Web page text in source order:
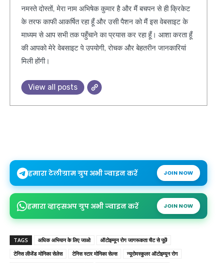
नमस्ते दोस्तों, मेरा नाम अभिषेक कुमार है और मैं बचपन से ही क्रिकेट
के तरफ काफी आकर्षित रहा हूँ और उसी पैशन को मैं इस वेबसाइट के
माध्यम से आप सभी तक पहुँचाने का प्रयास कर रहा हूँ। आशा करता हूँ
की आपको मेरे वेबसाइट पे उपयोगी, रोचक और बेहतरीन जानकारियां
मिली होंगी।
View all posts
हमारा टेलीग्राम ग्रुप अभी ज्वाइन करें JOIN NOW
हमारा व्हाट्सअप ग्रुप अभी ज्वाइन करें JOIN NOW
TAGS अधिक अभियान के लिए जाओ
ऑटोइम्यून रोग जागरूकता चैट से पूछें
टेनिस लीजेंड मोनिका सेलेस
टेनिस स्टार मोनिका सेल्स
न्यूरोमस्कुलर ऑटोइम्यून रोग